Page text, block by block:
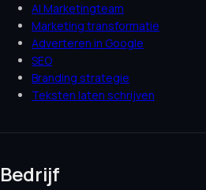
AI Marketingteam
Marketing transformatie
Adverteren in Google
SEO
Branding strategie
Teksten laten schrijven
Bedrijf